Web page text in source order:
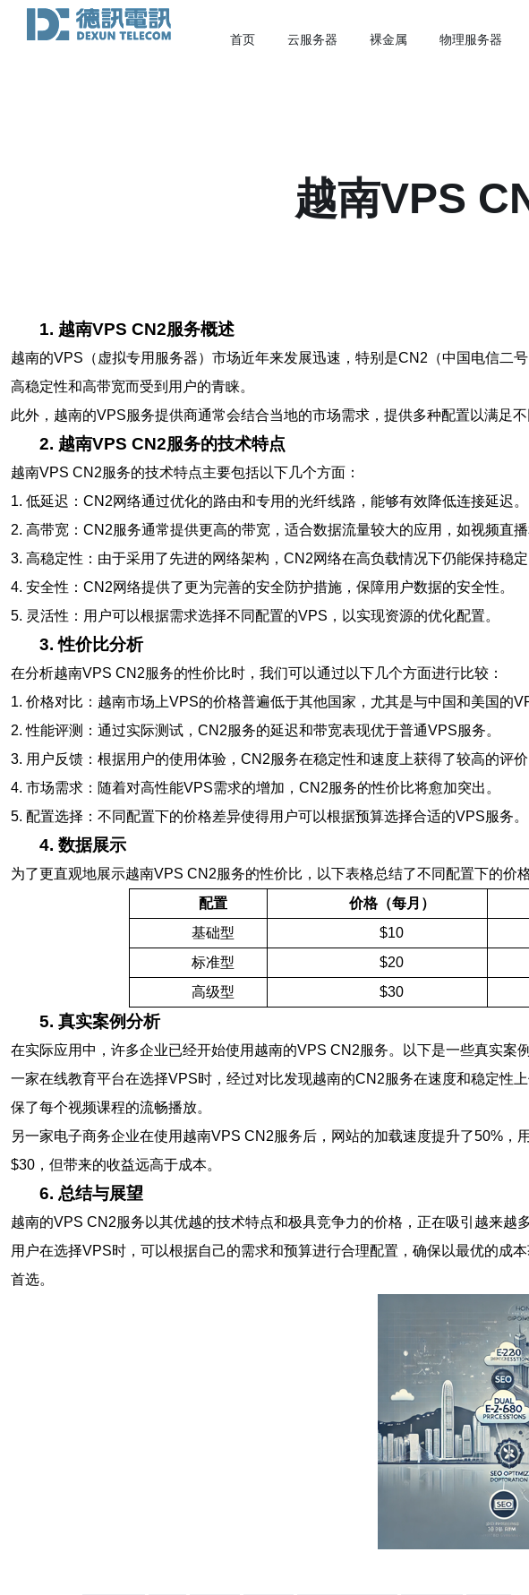
首页 云服务器 裸金属 物理服务器
越南VPS
1. 越南VPS CN2服务概述
越南的VPS（虚拟专用服务器）市场近年来发展迅速，特别是CN2（中国电信二
高稳定性和高带宽而受到用户的青睐。
此外，越南的VPS服务提供商通常会结合当地的市场需求，提供多种配置以满足
2. 越南VPS CN2服务的技术特点
越南VPS CN2服务的技术特点主要包括以下几个方面：
1. 低延迟：CN2网络通过优化的路由和专用的光纤线路，能够有效降低连接延迟。
2. 高带宽：CN2服务通常提供更高的带宽，适合数据流量较大的应用，如视频直播
3. 高稳定性：由于采用了先进的网络架构，CN2网络在高负载情况下仍能保持稳定
4. 安全性：CN2网络提供了更为完善的安全防护措施，保障用户数据的安全性。
5. 灵活性：用户可以根据需求选择不同配置的VPS，以实现资源的优化配置。
3. 性价比分析
在分析越南VPS CN2服务的性价比时，我们可以通过以下几个方面进行比较：
1. 价格对比：越南市场上VPS的价格普遍低于其他国家，尤其是与中国和美国的
2. 性能评测：通过实际测试，CN2服务的延迟和带宽表现优于普通VPS服务。
3. 用户反馈：根据用户的使用体验，CN2服务在稳定性和速度上获得了较高的评价
4. 市场需求：随着对高性能VPS需求的增加，CN2服务的性价比将愈加突出。
5. 配置选择：不同配置下的价格差异使得用户可以根据预算选择合适的VPS服务。
4. 数据展示
为了更直观地展示越南VPS CN2服务的性价比，以下表格总结了不同配置下的价
配置
价格（每月）
基础型
$10
标准型
$20
高级型
$30
5. 真实案例分析
在实际应用中，许多企业已经开始使用越南的VPS CN2服务。以下是一些真实案例
一家在线教育平台在选择VPS时，经过对比发现越南的CN2服务在速度和稳定性
保了每个视频课程的流畅播放。
另一家电子商务企业在使用越南VPS CN2服务后，网站的加载速度提升了50%
$30，但带来的收益远高于成本。
6. 总结与展望
越南的VPS CN2服务以其优越的技术特点和极具竞争力的价格，正在吸引越来
用户在选择VPS时，可以根据自己的需求和预算进行合理配置，确保以最优的成
首选。